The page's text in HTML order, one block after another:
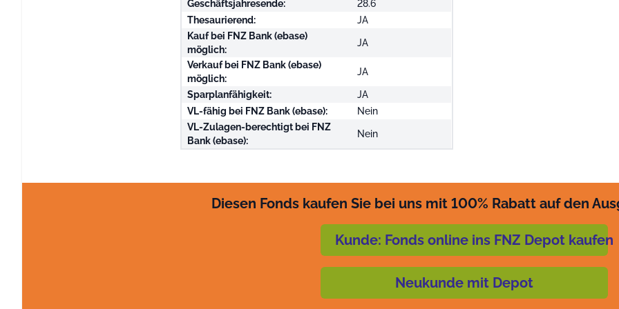
Geschäftsjahresende:
28.6
Thesaurierend:
JA
Kauf bei FNZ Bank (ebase)
möglich:
JA
Verkauf bei FNZ Bank (ebase)
möglich:
JA
Sparplanfähigkeit:
JA
VL-fähig bei FNZ Bank (ebase):
Nein
VL-Zulagen-berechtigt bei FNZ
Bank (ebase):
Nein
Diesen Fonds kaufen Sie bei uns mit 100% Rabatt auf den
Kunde: Fonds online ins FNZ Depot kaufen
Neukunde mit Depot